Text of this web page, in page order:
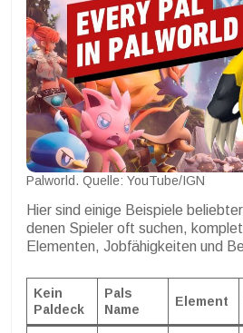
Palworld. Quelle: YouTube/IGN
Hier sind einige Beispiele
denen Spieler oft suchen,
Elementen, Jobfähigkeiten und
Kein
Paldeck
Pals
Name
Element